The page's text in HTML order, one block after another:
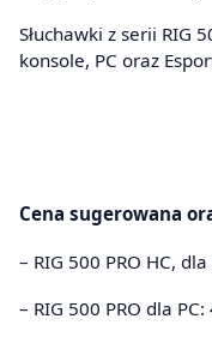
Słuchawki z serii RIG
konsole, PC oraz
Cena sugerowana
– RIG 500 PRO HC,
– RIG 500 PRO dla PC: